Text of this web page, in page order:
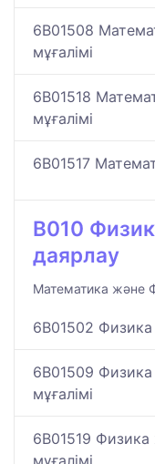
6B01508
мұғалімі
6B01518
мұғалімі
6B01517
B010
даярлау
Математика және
6B01502 Физика
6B01509
мұғалімі
6B01519 Физика